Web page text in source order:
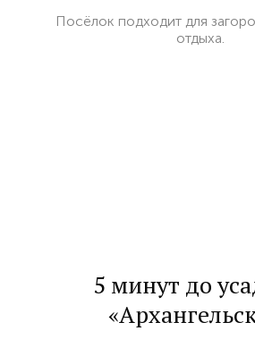
Посёлок подходит для
отдыха.
5 минут до